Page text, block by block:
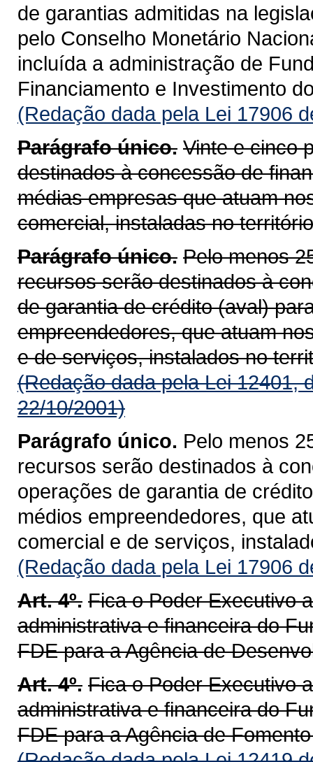
de garantias admitidas na
pelo Conselho Monetário
incluída a administração de
Financiamento e Investimento
(Redação dada pela Lei 17906
Parágrafo único. Vinte e cinco
destinados à concessão de
médias empresas que atuam
comercial, instaladas no
Parágrafo único. Pelo menos
recursos serão destinados à
de garantia de crédito (aval)
empreendedores, que atuam
e de serviços, instalados no
(Redação dada pela Lei 12401,
22/10/2001)
Parágrafo único. Pelo menos
recursos serão destinados à
operações de garantia de
médios empreendedores, que
comercial e de serviços,
(Redação dada pela Lei 17906
Art. 4º. Fica o Poder Executivo
administrativa e financeira do
FDE para a Agência de
Art. 4º. Fica o Poder Executivo
administrativa e financeira do
FDE para aAgência de